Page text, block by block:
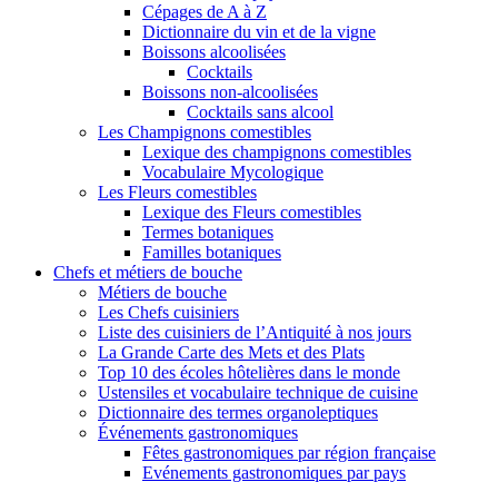
Cépages de A à Z
Dictionnaire du vin et de la vigne
Boissons alcoolisées
Cocktails
Boissons non-alcoolisées
Cocktails sans alcool
Les Champignons comestibles
Lexique des champignons comestibles
Vocabulaire Mycologique
Les Fleurs comestibles
Lexique des Fleurs comestibles
Termes botaniques
Familles botaniques
Chefs et métiers de bouche
Métiers de bouche
Les Chefs cuisiniers
Liste des cuisiniers de l’Antiquité à nos jours
La Grande Carte des Mets et des Plats
Top 10 des écoles hôtelières dans le monde
Ustensiles et vocabulaire technique de cuisine
Dictionnaire des termes organoleptiques
Événements gastronomiques
Fêtes gastronomiques par région française
Evénements gastronomiques par pays